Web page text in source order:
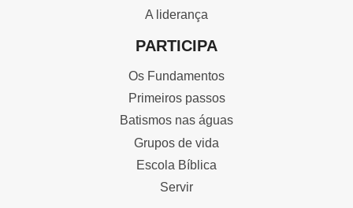
A liderança
PARTICIPA
Os Fundamentos
Primeiros passos
Batismos nas águas
Grupos de vida
Escola Bíblica
Servir